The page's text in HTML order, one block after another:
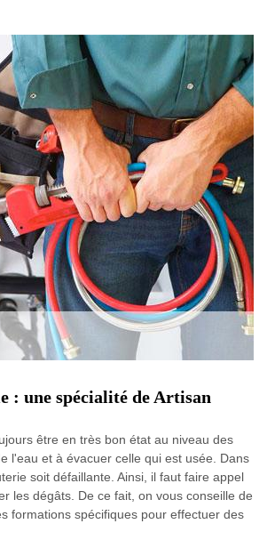
: une spécialité de Artisan
être en très bon état au niveau des
l'eau et à évacuer celle qui est usée. Dans
soit défaillante. Ainsi, il faut faire appel
les dégâts. De ce fait, on vous conseille de
formations spécifiques pour effectuer des